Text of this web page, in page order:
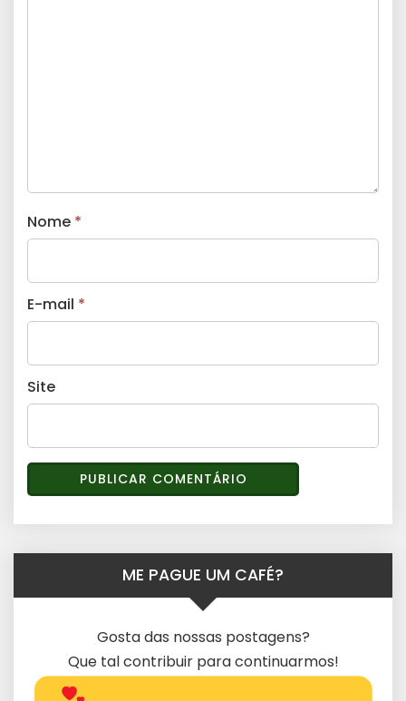
Nome *
E-mail *
Site
ME PAGUE UM CAFÉ?
Gosta das nossas postagens?
Que tal contribuir para continuarmos!